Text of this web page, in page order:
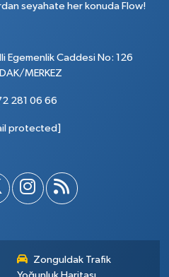
seyahate her konuda Flow!
Egemenlik Caddesi No: 126
MERKEZ
281 06 66
protected]
Zonguldak Trafik